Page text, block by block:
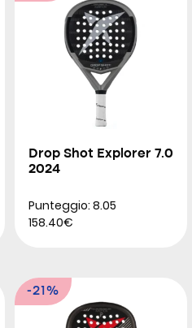
Drop Shot Explorer 7.0
2024
Punteggio: 8.05
158.40€
-21%